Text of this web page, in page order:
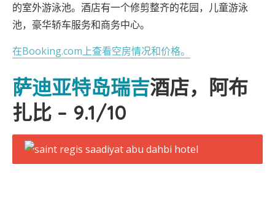
的室外游泳池。酒店有一个修剪整齐的花园，儿童游泳
池，豪华轿车服务和商务中心。
在Booking.com上查看空房情况和价格。
萨迪亚特岛瑞吉酒店，阿布
扎比 – 9.1/10